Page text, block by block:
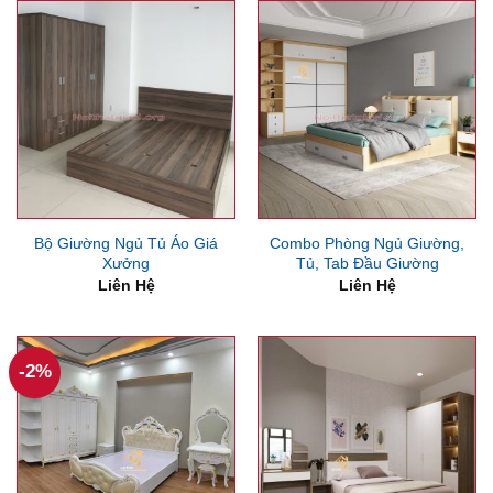
Bộ Giường Ngủ Tủ Áo Giá
Xưởng
Liên Hệ
Combo Phòng Ngủ Giường,
Tủ, Tab Đầu Giường
Liên Hệ
-2%